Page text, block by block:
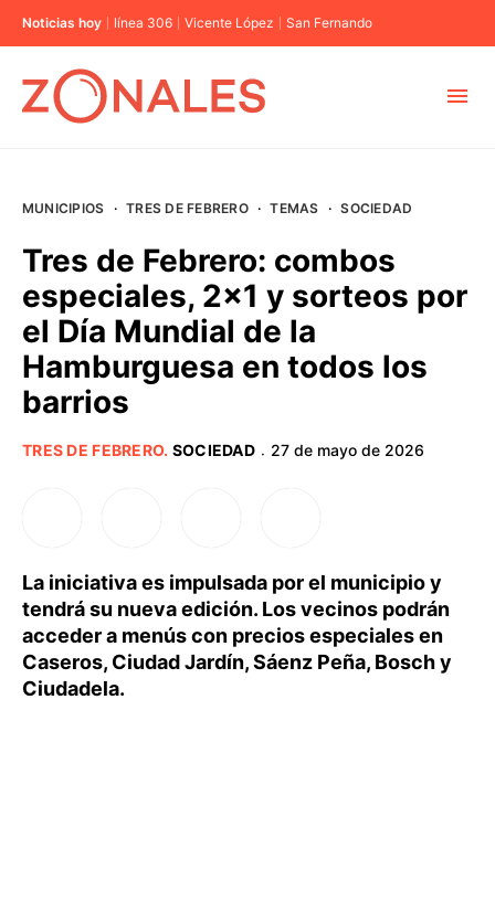
Noticias hoy línea 306 Vicente López San Fernando
BUENOS AIRES
PROVINCIAS
MUNICIPIOS · TRES DE FEBRERO · TEMAS · SOCIEDAD
Tres de Febrero: combos
especiales, 2×1 y sorteos por
el Día Mundial de la
Hamburguesa en todos los
barrios
TRES DE FEBRERO. SOCIEDAD · 27 de mayo de 2026
La iniciativa es impulsada por el municipio y
tendrá su nueva edición. Los vecinos podrán
acceder a menús con precios especiales en
Caseros, Ciudad Jardín, Sáenz Peña, Bosch y
Ciudadela.